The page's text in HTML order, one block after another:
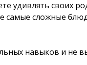
удивлять своих
самые сложные
навыков и не